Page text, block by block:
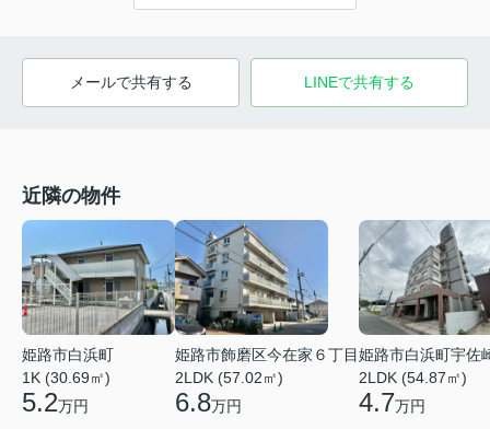
メールで共有する LINEで共有する
近隣の物件
姫路市白浜町
1K (30.69㎡)
5.2万円
姫路市飾磨区今在家６丁目
2LDK (57.02㎡)
6.8万円
姫路市白浜町宇佐
2LDK (54.87㎡)
4.7万円